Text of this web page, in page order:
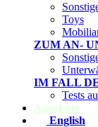
Toys
ZUM AN-
IM FALL
Tests
Angebote
English